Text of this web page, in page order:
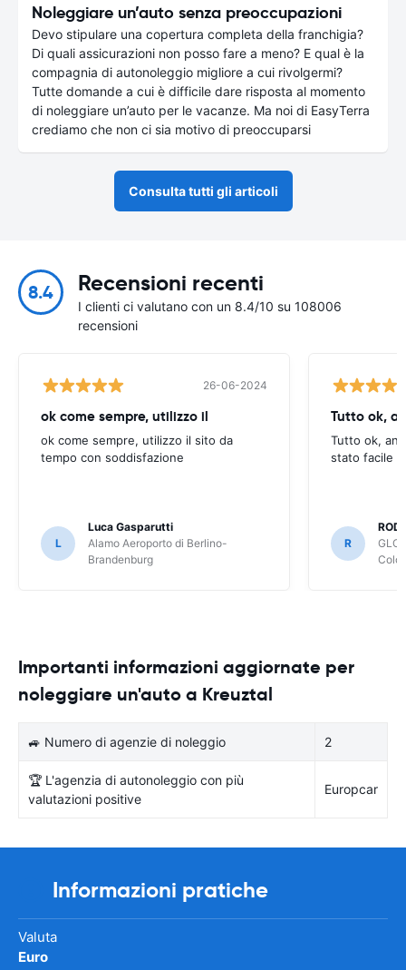
Noleggiare un’auto senza preoccupazioni
Devo stipulare una copertura completa della franchigia?
Di quali assicurazioni non posso fare a meno? E qual è la
compagnia di autonoleggio migliore a cui rivolgermi?
Tutte domande a cui è difficile dare risposta al momento
di noleggiare un’auto per le vacanze. Ma noi di EasyTerra
crediamo che non ci sia motivo di preoccuparsi
Consulta tutti gli articoli
8.4 Recensioni recenti
I clienti ci valutano con un 8.4/10 su 108006
recensioni
26-06-2024
ok come sempre, utilizzo il
ok come sempre, utilizzo il sito da
tempo con soddisfazione
L
Luca Gasparutti
Alamo Aeroporto di Berlino-
Brandenburg
Tutto ok,
Tutto ok,
stato facile
R
Importanti informazioni aggiornate per
noleggiare un'auto a Kreuztal
🚙 Numero di agenzie di noleggio 2
🏆 L'agenzia di autonoleggio con più
valutazioni positive
Europcar
Informazioni pratiche
Valuta
Euro